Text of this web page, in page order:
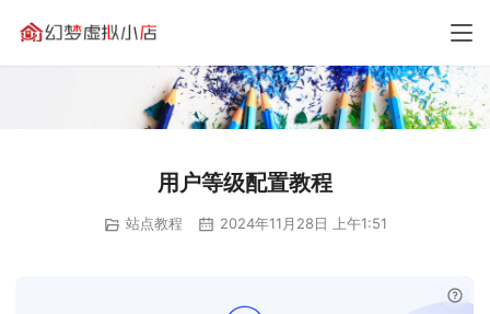
用户等级配置教程
站点教程 2024年11月28日 上午1:51